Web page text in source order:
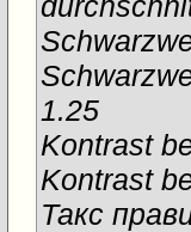
1.25
Kontrast
Kontrast
Такс